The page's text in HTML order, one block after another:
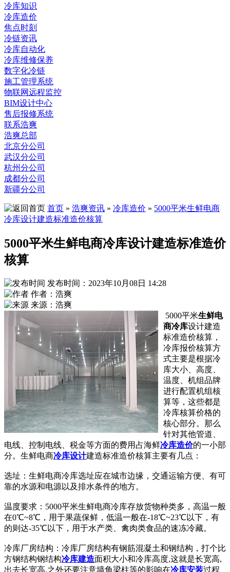
冷库知识
冷库造价
焦点时刻
冷链资讯
冷库自动化
冷库维修保养
数字化冷链
施工管理系统
物联网远程监控
BIM设计中心
售后报修系统
联系浩爽
浩爽总部
北京分公司
武汉分公司
杭州分公司
成都分公司
新疆分公司
首页 » 浩爽资讯 » 冷库造价 » 5000平米生鲜电商
冷库设计建造标准造价核算
5000平米生鲜电商冷库设计建造标准造价
核算
发布时间：2023年10月08日 14:28
作者：浩爽
来源：浩爽
5000平米生鲜电
商冷库设计建造
标准造价核算，
冷库报价核算方
式主要是根据冷
库大小、高度、
温度、机组品牌
进行配置机组核
算等，这些都是
冷库核算价格的
核心部分。那么
针对其他管道、
电线、控制电线、税金等方面的费用占海鲜冷库造价的一小部
分。生鲜电商冷库设计建造标准造价核算主要有几点：
选址：生鲜电商冷库选址应在城市边缘，交通运输方便、有可
靠的水源和电源以及排水条件的地方。
温度要求：5000平米生鲜电商冷库存放货物种类多，高温一般
在0℃~8℃，用于果蔬保鲜，低温一般在-18℃~23℃以下，有
的则达-35℃以下，用于水产类、禽肉类食品的速冻冷藏。
冷库厂房结构：冷库厂房结构有钢筋混凝土和钢结构，打个比
方钢结构钢结构冷库建造面积大小和冷库高度,这就是长宽高,
出去长宽高,之外还要注意墙角梁柱等的影响在冷库安装过程